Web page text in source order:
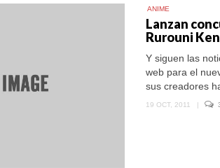
ANIME
Lanzan
Rurouni
Y siguen las
web para el
sus creadores
19 OCT, 2011 |